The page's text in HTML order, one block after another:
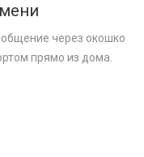
через окошко
прямо из дома.